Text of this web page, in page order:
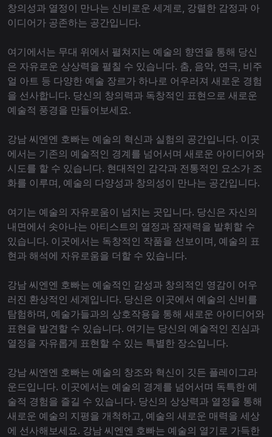
창의성과 열정이 만나는 신비로운 세계로, 강렬한 감정과 아
이디어가 공존하는 공간입니다.
여기에서는 무대 위에서 펼쳐지는 예술의 향연을 통해 당신
은 자유로운 상상력을 펼칠 수 있습니다. 춤, 음악, 연극, 비주
얼 아트 등 다양한 예술 장르가 하나로 어우러져 새로운 경험
을 선사합니다. 당신의 창의력과 독창적인 표현으로 새로운
예술적 풍경을 만들어보세요.
강남 씨엔엔 호빠는 예술의 혁신과 실험의 공간입니다. 이곳
에서는 기존의 예술적인 경계를 넘어서며 새로운 아이디어와
시도를 할 수 있습니다. 현대적인 감각과 전통적인 요소가 조
화를 이루며, 예술의 다양성과 창의성이 만나는 공간입니다.
여기는 예술의 자유로움이 넘치는 곳입니다. 당신은 자신의
내면에서 솟아나는 아티스트의 열정과 잠재력을 발휘할 수
있습니다. 이곳에서는 독창적인 작품을 선보이며, 예술의 표
현과 해석에 자유로움을 더할 수 있습니다.
강남 씨엔엔 호빠는 예술적인 감성과 창의적인 영감이 어우
러진 환상적인 세계입니다. 당신은 이곳에서 예술의 신비를
탐험하며, 예술가들과의 상호작용을 통해 새로운 아이디어와
표현을 발견할 수 있습니다. 여기는 당신의 예술적인 진심과
열정을 자유롭게 표현할 수 있는 특별한 장소입니다.
강남 씨엔엔 호빠는 예술의 창조와 혁신이 깃든 플레이그라
운드입니다. 이곳에서는 예술의 경계를 넘어서며 독특한 예
술적 경험을 즐길 수 있습니다. 당신의 상상력과 열정을 통해
새로운 예술의 지평을 개척하고, 예술의 새로운 매력을 세상
에 선사해보세요. 강남 씨엔엔 호빠는 예술의 열기로 가득한